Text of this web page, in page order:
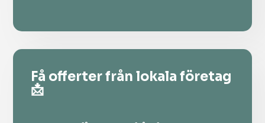
Få offerter från lokala företag
📩